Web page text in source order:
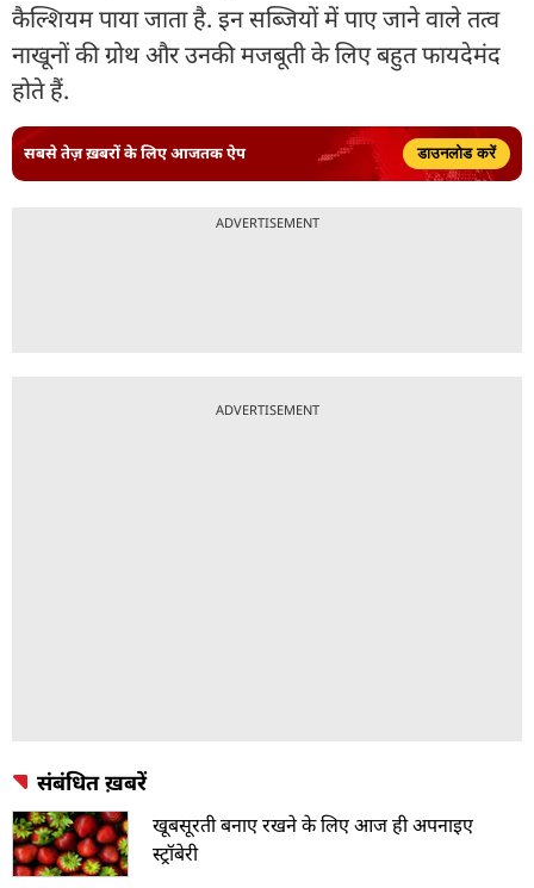
कैल्शियम पाया जाता है. इन सब्जि‍यों में पाए जाने वाले तत्व
नाखूनों की ग्रोथ और उनकी मजबूती के लिए बहुत फायदेमंद
होते हैं.
सबसे तेज़ ख़बरों के लिए आजतक ऐप डाउनलोड करें
ADVERTISEMENT
ADVERTISEMENT
संबंधित ख़बरें
खूबसूरती बनाए रखने के लिए आज ही अपनाइए
स्ट्रॉबेरी